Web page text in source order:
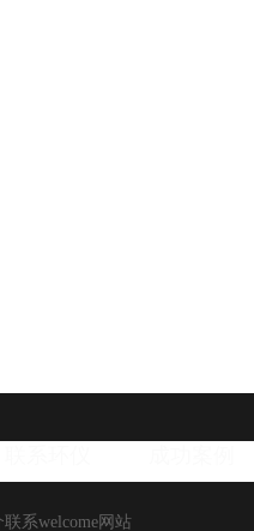
联系welcome网站